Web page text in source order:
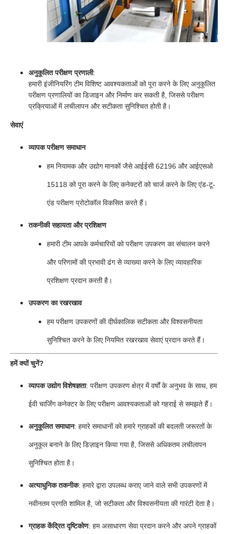
अनुकूलित परीक्षण प्रणाली:
हमारी इंजीनियरिंग टीम विशिष्ट आवश्यकताओं को पूरा करने के लिए अनुकूलित
परीक्षण प्रणालियों का डिजाइन और निर्माण कर सकती है, जिससे परीक्षण
प्रक्रियाओं में लचीलापन और सटीकता सुनिश्चित होती है।
सेवाएं
व्यापक परीक्षण समाधान
हम नियामक और उद्योग मानकों जैसे आईईसी 62196 और आईएसओ
15118 को पूरा करने के लिए कनेक्टरों को चार्ज करने के लिए एंड-टू-
एंड परीक्षण प्रोटोकॉल विकसित करते हैं।
तकनीकी सहायता और प्रशिक्षण
हमारी टीम आपके कर्मचारियों को परीक्षण उपकरण का संचालन करने
और परिणामों की प्रभावी ढंग से व्याख्या करने के लिए व्यावहारिक
प्रशिक्षण प्रदान करती है।
उपकरण का रखरखाव
हम परीक्षण उपकरणों की दीर्घकालिक सटीकता और विश्वसनीयता
सुनिश्चित करने के लिए नियमित रखरखाव सेवाएं प्रदान करते हैं।
हमें क्यों चुनें?
व्यापक उद्योग विशेषज्ञता: परीक्षण उपकरण क्षेत्र में वर्षों के अनुभव के साथ, हम
ईवी चार्जिंग कनेक्टर के लिए परीक्षण आवश्यकताओं को गहराई से समझते हैं।
अनुकूलित समाधान: हमारे समाधानों को हमारे ग्राहकों की बदलती जरूरतों के
अनुकूल बनाने के लिए डिज़ाइन किया गया है, जिससे अधिकतम लचीलापन
सुनिश्चित होता है।
अत्याधुनिक तकनीक: हमारे द्वारा उपलब्ध कराए जाने वाले सभी उपकरणों में
नवीनतम प्रगति शामिल है, जो सटीकता और विश्वसनीयता की गारंटी देता है।
ग्राहक केंद्रित दृष्टिकोण: हम असाधारण सेवा प्रदान करने और अपने ग्राहकों